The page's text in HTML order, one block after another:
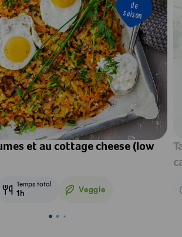
de
saison
et au cottage cheese (low
Temps total
1h Veggie
Veggie